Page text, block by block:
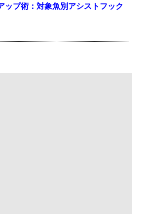
ップ術：対象魚別アシストフック